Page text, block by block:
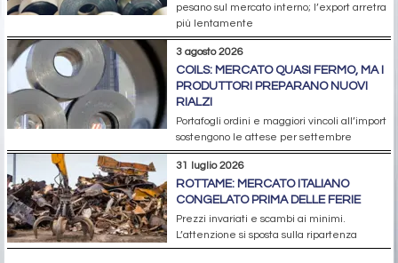
pesano sul mercato interno; l’export arretra
più lentamente
3 agosto 2026
COILS: MERCATO QUASI FERMO, MA I
PRODUTTORI PREPARANO NUOVI
RIALZI
Portafogli ordini e maggiori vincoli all’import
sostengono le attese per settembre
31 luglio 2026
ROTTAME: MERCATO ITALIANO
CONGELATO PRIMA DELLE FERIE
Prezzi invariati e scambi ai minimi.
L’attenzione si sposta sulla ripartenza